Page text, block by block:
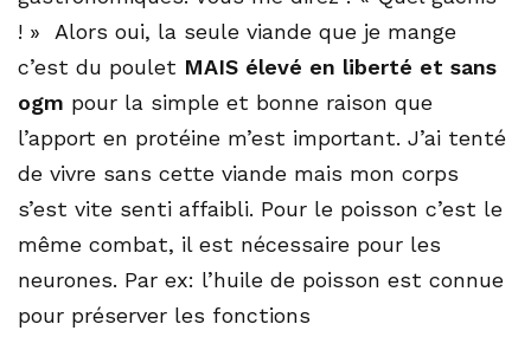
! » Alors oui, la seule viande que je mange
c’est du poulet MAIS élevé en liberté et sans
ogm pour la simple et bonne raison que
l’apport en protéine m’est important. J’ai tenté
de vivre sans cette viande mais mon corps
s’est vite senti affaibli. Pour le poisson c’est le
même combat, il est nécessaire pour les
neurones. Par ex: l’huile de poisson est connue
pour préserver les fonctions